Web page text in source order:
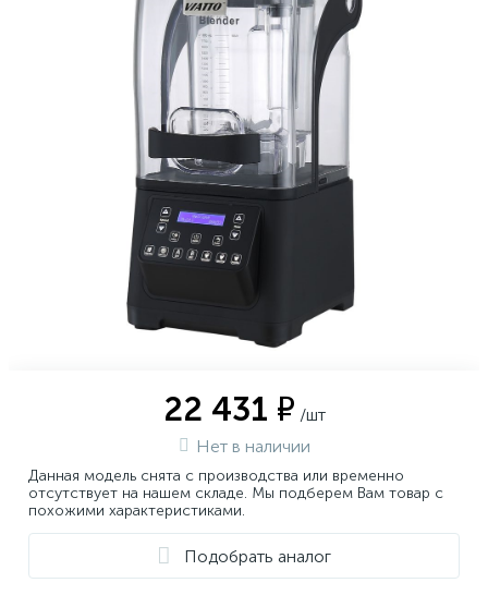
22 431 ₽ /шт
Нет в наличии
Данная модель снята с производства или временно
отсутствует на нашем складе. Мы подберем Вам товар с
похожими характеристиками.
Подобрать аналог